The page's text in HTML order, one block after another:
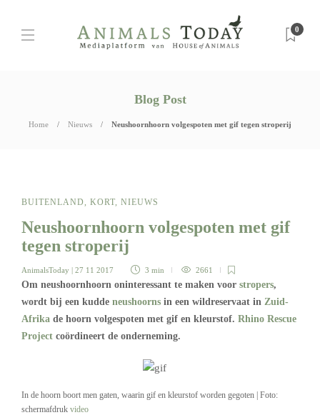
0
Blog Post
Home Nieuws Neushoornhoorn volgespoten met gif tegen stroperij
BUITENLAND, KORT, NIEUWS
Neushoornhoorn volgespoten met gif
tegen stroperij
AnimalsToday | 27 11 2017 3 min 2661
Om neushoornhoorn oninteressant te maken voor stropers,
wordt bij een kudde neushoorns in een wildreservaat in Zuid-
Afrika de hoorn volgespoten met gif en kleurstof. Rhino Rescue
Project coördineert de onderneming.
In de hoorn boort men gaten, waarin gif en kleurstof worden gegoten | Foto:
schermafdruk video